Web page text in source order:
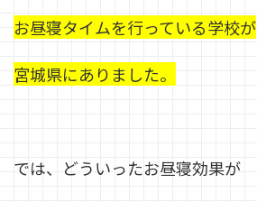
お昼寝タイムを行っている学校が
宮城県にありました。
では、どういったお昼寝効果が